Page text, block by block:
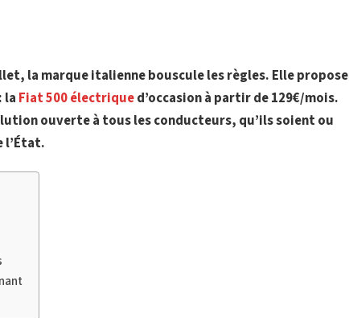
la marque italienne bouscule les règles. Elle propose
la Fiat 500 électriqued’occasion à partir de 129€/mois.
ouverte à tous les conducteurs, qu’ils soient ou
l’État.